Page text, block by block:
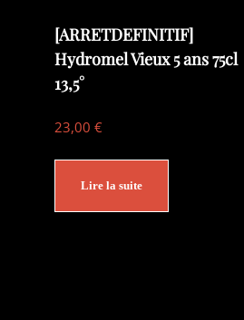
[ARRETDEFINITIF]
Hydromel Vieux 5 ans 75cl
13,5°
23,00 €
Lire la suite